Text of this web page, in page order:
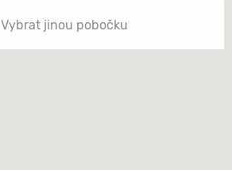
Vybrat jinou pobočku